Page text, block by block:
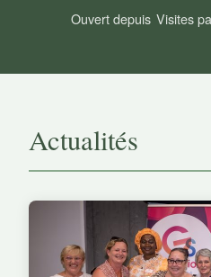
Ouvert depuis Visites
Actualités